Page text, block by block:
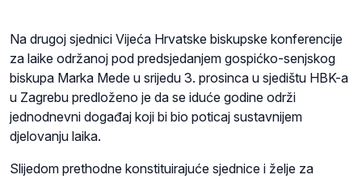
Na drugoj sjednici Vijeća Hrvatske biskupske konferencije
za laike održanoj pod predsjedanjem gospićko-senjskog
biskupa Marka Mede u srijedu 3. prosinca u sjedištu HBK-a
u Zagrebu predloženo je da se iduće godine održi
jednodnevni događaj koji bi bio poticaj sustavnijem
djelovanju laika.
Slijedom prethodne konstituirajuće sjednice i želje za